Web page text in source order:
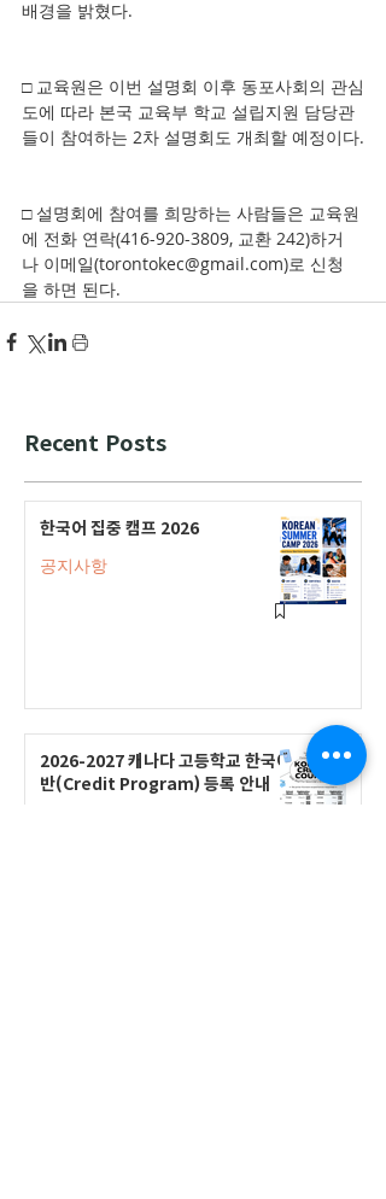
배경을 밝혔다.
□ 교육원은 이번 설명회 이후 동포사회의 관심
도에 따라 본국 교육부 학교 설립지원 담당관
들이 참여하는 2차 설명회도 개최할 예정이다.
□ 설명회에 참여를 희망하는 사람들은 교육원
에 전화 연락(416-920-3809, 교환 242)하거
나 이메일(torontokec@gmail.com)로 신청
을 하면 된다.
Recent Posts
한국어 집중 캠프 2026
공지사항
2026-2027 캐나다 고등학교 한국어
반(Credit Program) 등록 안내